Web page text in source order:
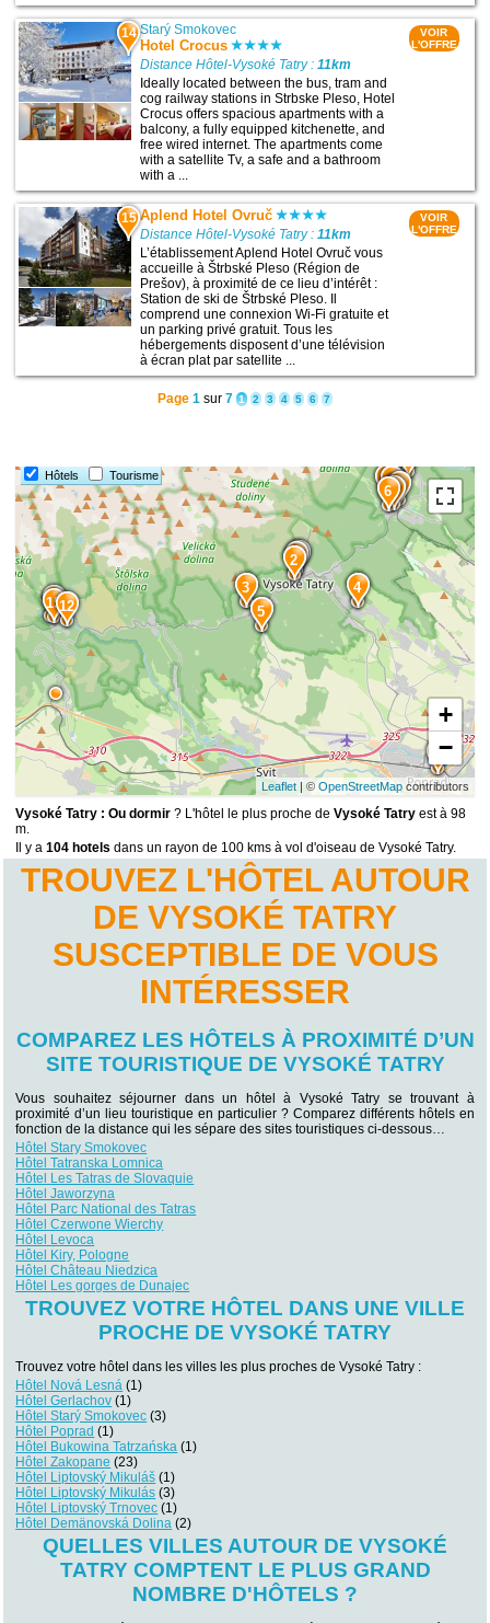
14 Starý Smokovec
Hotel Crocus
Distance Hôtel-Vysoké Tatry :11km
Ideally located between the bus, tram and
cog railway stations in Strbske Pleso, Hotel
Crocus offers spacious apartments with a
balcony, a fully equipped kitchenette, and
free wired internet. The apartments come
with a satellite Tv, a safe and a bathroom
with a ...
VOIR
L'OFFRE
15 Aplend Hotel Ovruč
Distance Hôtel-Vysoké Tatry :11km
L’établissement Aplend Hotel Ovruč vous
accueille à Štrbské Pleso (Région de
Prešov), à proximité de ce lieu d’intérêt :
Station de ski de Štrbské Pleso. Il
comprend une connexion Wi-Fi gratuite et
un parking privé gratuit. Tous les
hébergements disposent d’une télévision
à écran plat par satellite ...
VOIR
L'OFFRE
Page 1 sur 7 1 2 3 4 5 6 7
Hôtels Tourisme
15
14
13
12
10
9
8
7
6
5
4
3
21
+
−
Leaflet| © OpenStreetMapcontributors
Vysoké Tatry : Ou dormir ? L'hôtel le plus proche deVysoké Tatry est à 98
m.
Il y a104 hotels dans un rayon de 100 kms à vol d'oiseau de Vysoké Tatry.
TROUVEZ L'HÔTEL AUTOUR
DE VYSOKÉ TATRY
SUSCEPTIBLE DE VOUS
INTÉRESSER
COMPAREZ LES HÔTELS À PROXIMITÉ D’UN
SITE TOURISTIQUE DE VYSOKÉ TATRY
Vous souhaitez séjourner dans un hôtel à Vysoké Tatry se trouvant à
proximité d’un lieu touristique en particulier ? Comparez différents hôtels en
fonction de la distance qui les sépare des sites touristiques ci-dessous…
Hôtel Stary Smokovec
Hôtel Tatranska Lomnica
Hôtel Les Tatras de Slovaquie
Hôtel Jaworzyna
Hôtel Parc National des Tatras
Hôtel Czerwone Wierchy
Hôtel Levoca
Hôtel Kiry, Pologne
Hôtel Château Niedzica
Hôtel Les gorges de Dunajec
TROUVEZ VOTRE HÔTEL DANS UNE VILLE
PROCHE DE VYSOKÉ TATRY
Trouvez votre hôtel dans les villes les plus proches de Vysoké Tatry :
Hôtel Nová Lesná (1)
Hôtel Gerlachov (1)
Hôtel Starý Smokovec (3)
Hôtel Poprad (1)
Hôtel Bukowina Tatrzańska (1)
Hôtel Zakopane (23)
Hôtel Liptovský Mikuláš (1)
Hôtel Liptovský Mikulás (3)
Hôtel Liptovský Trnovec (1)
Hôtel Demänovská Dolina (2)
QUELLES VILLES AUTOUR DE VYSOKÉ
TATRY COMPTENT LE PLUS GRAND
NOMBRE D'HÔTELS ?